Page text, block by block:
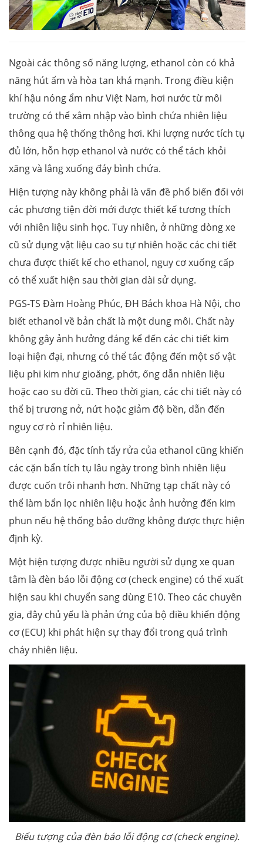
Ngoài các thông số năng lượng, ethanol còn có khả
năng hút ẩm và hòa tan khá mạnh. Trong điều kiện
khí hậu nóng ẩm như Việt Nam, hơi nước từ môi
trường có thể xâm nhập vào bình chứa nhiên liệu
thông qua hệ thống thông hơi. Khi lượng nước tích tụ
đủ lớn, hỗn hợp ethanol và nước có thể tách khỏi
xăng và lắng xuống đáy bình chứa.
Hiện tượng này không phải là vấn đề phổ biến đối với
các phương tiện đời mới được thiết kế tương thích
với nhiên liệu sinh học. Tuy nhiên, ở những dòng xe
cũ sử dụng vật liệu cao su tự nhiên hoặc các chi tiết
chưa được thiết kế cho ethanol, nguy cơ xuống cấp
có thể xuất hiện sau thời gian dài sử dụng.
PGS-TS Đàm Hoàng Phúc, ĐH Bách khoa Hà Nội, cho
biết ethanol về bản chất là một dung môi. Chất này
không gây ảnh hưởng đáng kể đến các chi tiết kim
loại hiện đại, nhưng có thể tác động đến một số vật
liệu phi kim như gioăng, phớt, ống dẫn nhiên liệu
hoặc cao su đời cũ. Theo thời gian, các chi tiết này có
thể bị trương nở, nứt hoặc giảm độ bền, dẫn đến
nguy cơ rò rỉ nhiên liệu.
Bên cạnh đó, đặc tính tẩy rửa của ethanol cũng khiến
các cặn bẩn tích tụ lâu ngày trong bình nhiên liệu
được cuốn trôi nhanh hơn. Những tạp chất này có
thể làm bẩn lọc nhiên liệu hoặc ảnh hưởng đến kim
phun nếu hệ thống bảo dưỡng không được thực hiện
định kỳ.
Một hiện tượng được nhiều người sử dụng xe quan
tâm là đèn báo lỗi động cơ (check engine) có thể xuất
hiện sau khi chuyển sang dùng E10. Theo các chuyên
gia, đây chủ yếu là phản ứng của bộ điều khiển động
cơ (ECU) khi phát hiện sự thay đổi trong quá trình
cháy nhiên liệu.
Biểu tượng của đèn báo lỗi động cơ (check engine).